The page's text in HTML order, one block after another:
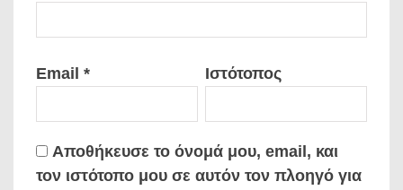
Email * Ιστότοπος
Αποθήκευσε το όνομά μου, email, και
τον ιστότοπο μου σε αυτόν τον πλοηγό για